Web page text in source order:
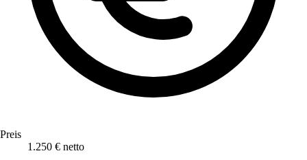
Preis
1.250 € netto